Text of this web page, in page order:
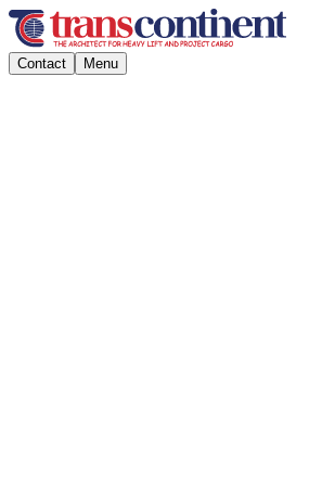
Contact Menu